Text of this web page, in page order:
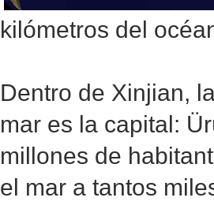
kilómetros del
Dentro de Xinjian,
mar es la capital:
millones de
el mar a tantos